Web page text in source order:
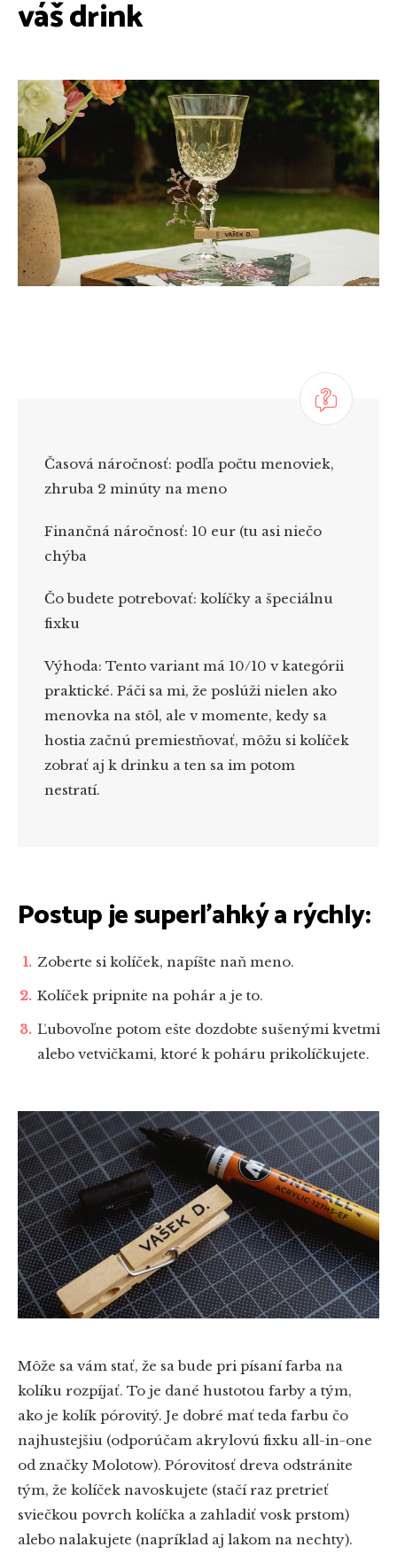
váš drink
Časová náročnosť: podľa počtu menoviek,
zhruba 2 minúty na meno
Finančná náročnosť: 10 eur (tu asi niečo
chýba
Čo budete potrebovať: kolíčky a špeciálnu
fixku
Výhoda: Tento variant má 10/10 v kategórii
praktické. Páči sa mi, že poslúži nielen ako
menovka na stôl, ale v momente, kedy sa
hostia začnú premiestňovať, môžu si kolíček
zobrať aj k drinku a ten sa im potom
nestratí.
Postup je superľahký a rýchly:
Zoberte si kolíček, napíšte naň meno.
Kolíček pripnite na pohár a je to.
Ľubovoľne potom ešte dozdobte sušenými kvetmi
alebo vetvičkami, ktoré k poháru prikolíčkujete.
Môže sa vám stať, že sa bude pri písaní farba na
kolíku rozpíjať. To je dané hustotou farby a tým,
ako je kolík pórovitý. Je dobré mať teda farbu čo
najhustejšiu (odporúčam akrylovú fixku all-in-one
od značky Molotow). Pórovitosť dreva odstránite
tým, že kolíček navoskujete (stačí raz pretrieť
sviečkou povrch kolíčka a zahladiť vosk prstom)
alebo nalakujete (napríklad aj lakom na nechty).